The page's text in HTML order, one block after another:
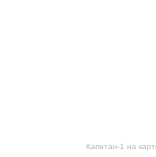
Капитан-1 на